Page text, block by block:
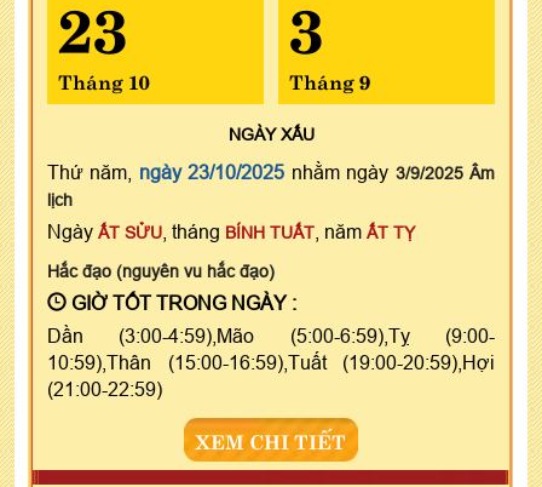
23
Tháng 10
3
Tháng 9
NGÀYXẤU
Thứ năm, ngày 23/10/2025 nhằm ngày 3/9/2025 Âm
lịch
Ngày ẤT SỬU , tháng BÍNH TUẤT , năm ẤT TỴ
Hắc đạo (nguyên vu hắc đạo)
GIỜ TỐT TRONG NGÀY :
Dần (3:00-4:59),Mão (5:00-6:59),Tỵ (9:00-
10:59),Thân (15:00-16:59),Tuất (19:00-20:59),Hợi
(21:00-22:59)
XEM CHI TIẾT